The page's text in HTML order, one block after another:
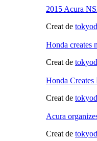
2015 Acura
Creat de
Honda creates
Creat de
Honda
Creat de
Acura
Creat de